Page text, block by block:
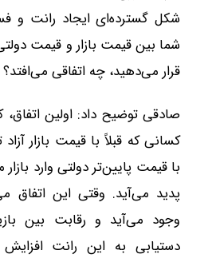
شکل گسترده‌ای ایجاد رانت و
شما بین قیمت بازار و قیمت
قرار می‌دهید، چه اتفاقی می‌افتد؟
صادقی توضیح داد: اولین
کسانی که قبلاً با قیمت بازار
با قیمت پایین‌تر دولتی وارد
پدید می‌آید. وقتی این اتفاق
وجود می‌آید و رقابت بین
دستیابی به این رانت